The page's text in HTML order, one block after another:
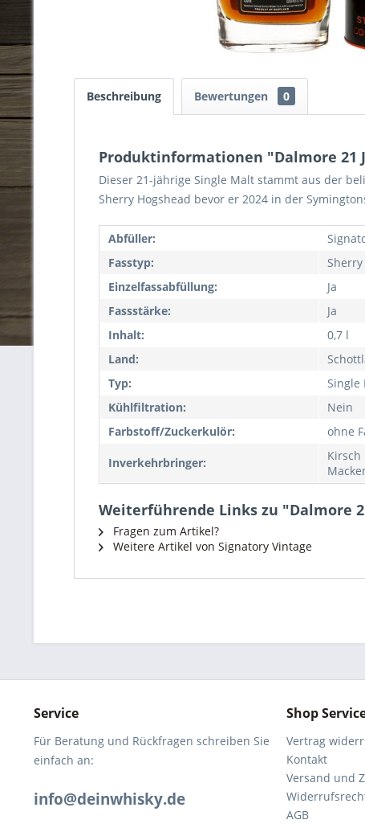
Beschreibung Bewertungen 0
Produktinformationen "Dalmore 21
Dieser 21-jährige Single Malt stammt aus der
Sherry Hogshead bevor er 2024 in der
Abfüller:
Fasstyp:
Sherry
Einzelfassabfüllung:
Ja
Fassstärke:
Ja
Inhalt:
0,7 l
Land:
Typ:
Single
Kühlfiltration:
Nein
Farbstoff/Zuckerkulör:
ohne
Inverkehrbringer:
Kirsch
Weiterführende Links zu "Dalmore
Fragen zum Artikel?
Weitere Artikel von Signatory Vintage
Service
Für Beratung und Rückfragen schreiben Sie
einfach an:
info@deinwhisky.de
Shop
Vertrag
Kontakt
Versand und
AGB